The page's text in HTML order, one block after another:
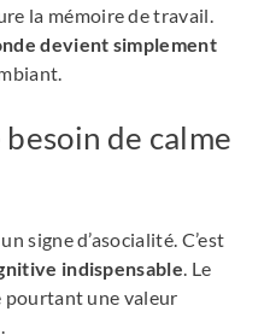
la mémoire de travail.
devient simplement
de calme
signe d’asocialité. C’est
indispensable. Le
pourtant une valeur